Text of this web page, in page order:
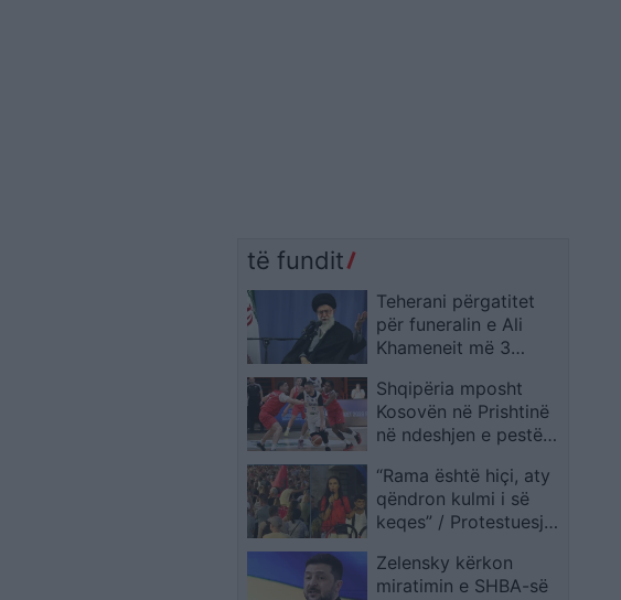
të fundit
Teherani përgatitet
për funeralin e Ali
Khameneit më 3
axhendën zyrtare dhe
pret delegacione nga
rreth 100 shtete
Shqipëria mposht
Kosovën në Prishtinë
në ndeshjen e pestë
“Eurobasket”
“Rama është hiçi, aty
qëndron kulmi i së
keqes” / Protestuesja:
miell, ndaj tyre duhen
hedhur mbeturina
Zelensky kërkon
miratimin e SHBA-së